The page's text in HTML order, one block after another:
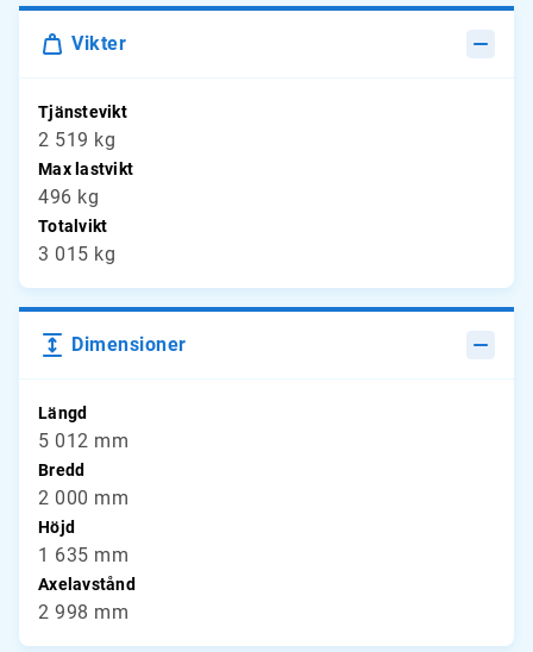
Vikter
Tjänstevikt
2 519 kg
Max lastvikt
496 kg
Totalvikt
3 015 kg
Dimensioner
Längd
5 012 mm
Bredd
2 000 mm
Höjd
1 635 mm
Axelavstånd
2 998 mm